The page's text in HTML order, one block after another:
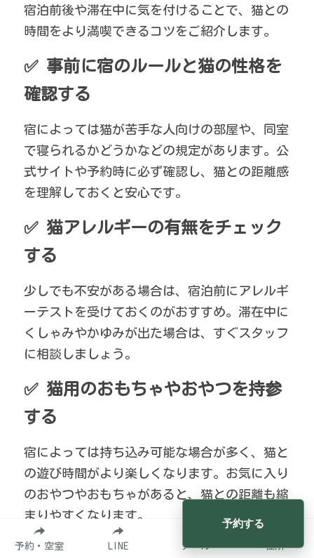
宿泊前後や滞在中に気を付けることで、猫との
時間をより満喫できるコツをご紹介します。
✅ 事前に宿のルールと猫の性格を
確認する
宿によっては猫が苦手な人向けの部屋や、同室
で寝られるかどうかなどの規定があります。公
式サイトや予約時に必ず確認し、猫との距離感
を理解しておくと安心です。
✅ 猫アレルギーの有無をチェック
する
少しでも不安がある場合は、宿泊前にアレルギ
ーテストを受けておくのがおすすめ。滞在中に
くしゃみやかゆみが出た場合は、すぐスタッフ
に相談しましょう。
✅ 猫用のおもちゃやおやつを持参
する
宿によっては持ち込み可能な場合が多く、猫と
の遊び時間がより楽しくなります。お気に入り
のおやつやおもちゃがあると、猫との距離も縮
まりやすくなります。
✅ 猫のペースを尊重して接する
予約・空室 LINE メール 住所
予約する